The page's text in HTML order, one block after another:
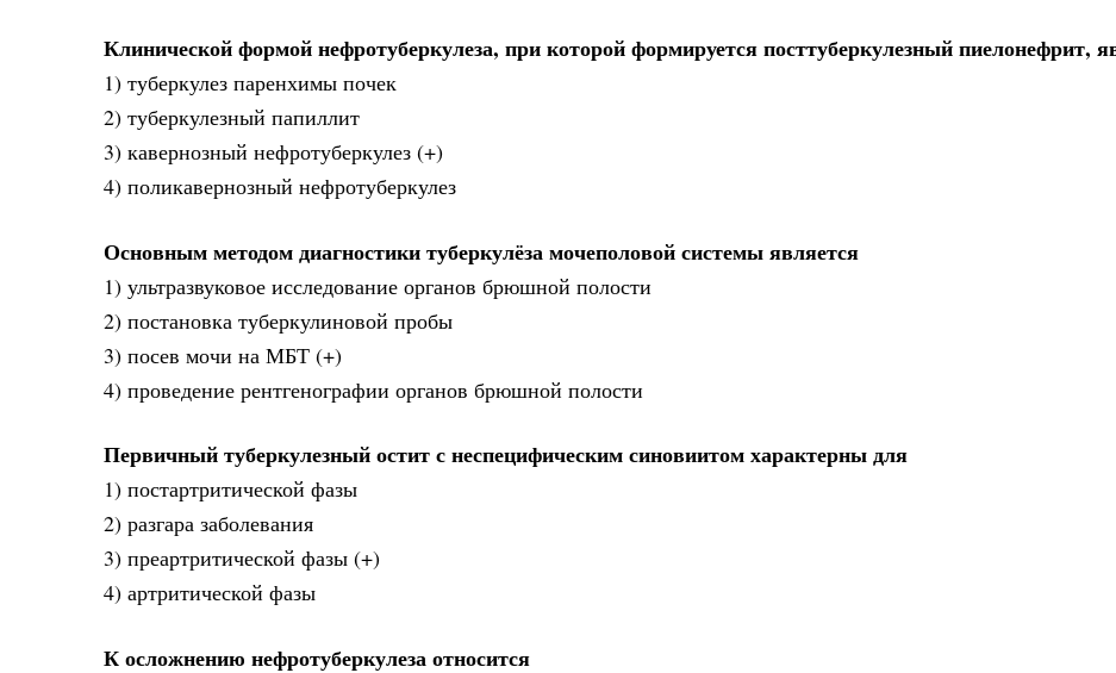
Клинической формой нефротуберкулеза, при которой формируется посттуберкулезный пиелонефрит,
1) туберкулез паренхимы почек
2) туберкулезный папиллит
3) кавернозный нефротуберкулез (+)
4) поликавернозный нефротуберкулез
Основным методом диагностики туберкулёза мочеполовой системы является
1) ультразвуковое исследование органов брюшной полости
2) постановка туберкулиновой пробы
3) посев мочи на МБТ (+)
4) проведение рентгенографии органов брюшной полости
Первичный туберкулезный остит с неспецифическим синовиитом характерны для
1) постартритической фазы
2) разгара заболевания
3) преартритической фазы (+)
4) артритической фазы
К осложнению нефротуберкулеза относится